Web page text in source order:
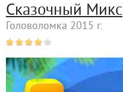
Сказочный Микс
Головоломка 2015 г.